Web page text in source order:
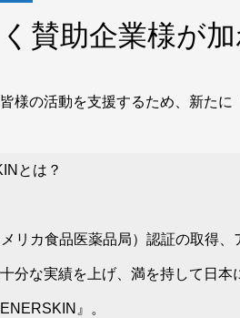
賛助企業様が加
様の活動を支援するため、新た
とは？
リカ食品医薬品局）認証の取得
分な実績を上げ、満を持して日
』。